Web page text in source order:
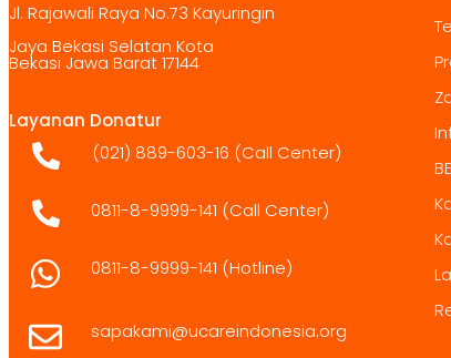
Jl. Rajawali Raya No.73 Kayuringin
Jaya Bekasi Selatan Kota
Bekasi Jawa Barat 17144
Layanan Donatur
(021) 889-603-16 (Call Center)
0811-8-9999-141 (Call Center)
0811-8-9999-141 (Hotline)
sapakami@ucareindonesia.org